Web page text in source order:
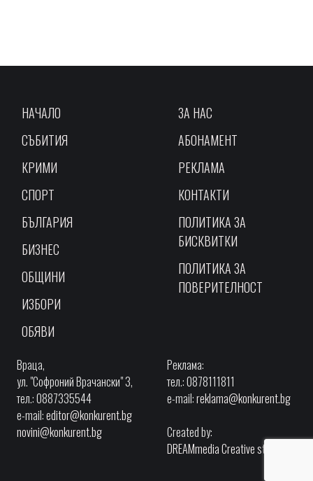
НАЧАЛО
СЪБИТИЯ
КРИМИ
СПОРТ
БЪЛГАРИЯ
БИЗНЕС
ОБЩИНИ
ИЗБОРИ
ОБЯВИ
ЗА НАС
АБОНАМЕНТ
РЕКЛАМА
КОНТАКТИ
ПОЛИТИКА ЗА
БИСКВИТКИ
ПОЛИТИКА ЗА
ПОВЕРИТЕЛНОСТ
Враца,
ул. "Софроний Врачански" 3,
тел.: 0887335544
e-mail:editor@konkurent.bg
novini@konkurent.bg
Реклама:
тел.: 0878111811
e-mail:reklama@konkurent.bg
Created by:
DREAMmedia Creative studio